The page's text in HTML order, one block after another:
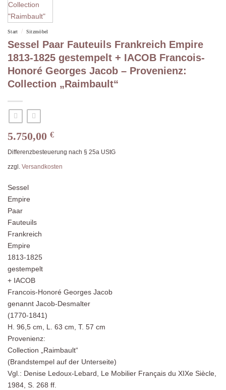
Start / Sitzmöbel
Sessel Paar Fauteuils Frankreich Empire
1813-1825 gestempelt + IACOB Francois-
Honoré Georges Jacob – Provenienz:
Collection „Raimbault“
5.750,00 €
Differenzbesteuerung nach § 25a UStG
zzgl. Versandkosten
Sessel
Empire
Paar
Fauteuils
Frankreich
Empire
1813-1825
gestempelt
+ IACOB
Francois-Honoré Georges Jacob
genannt Jacob-Desmalter
(1770-1841)
H. 96,5 cm, L. 63 cm, T. 57 cm
Provenienz:
Collection „Raimbault“
(Brandstempel auf der Unterseite)
Vgl.: Denise Ledoux-Lebard, Le Mobilier Français du XIXe Siècle,
1984, S. 268 ff.